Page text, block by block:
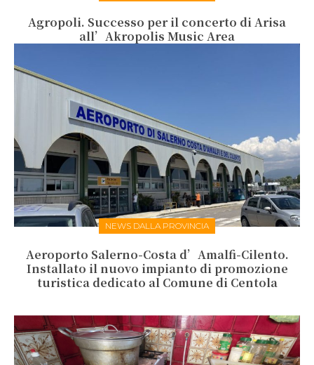
Agropoli. Successo per il concerto di Arisa
all’Akropolis Music Area
NEWS DALLA PROVINCIA
Aeroporto Salerno-Costa d’Amalfi-Cilento.
Installato il nuovo impianto di promozione
turistica dedicato al Comune di Centola